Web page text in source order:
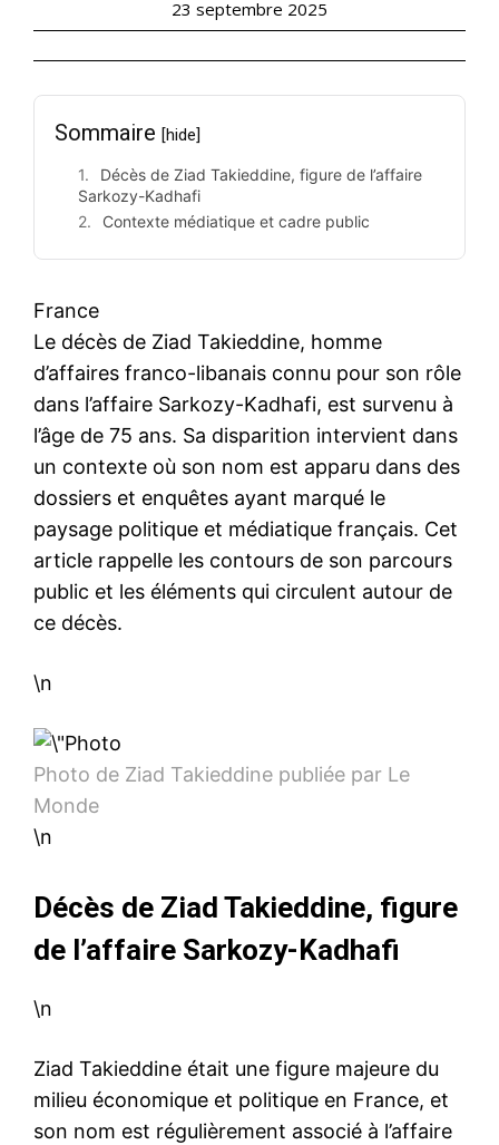
23 septembre 2025
Sommaire [hide]
Décès de Ziad Takieddine, figure de l’affaire
Sarkozy-Kadhafi
Contexte médiatique et cadre public
France
Le décès de Ziad Takieddine, homme
d’affaires franco-libanais connu pour son rôle
dans l’affaire Sarkozy-Kadhafi, est survenu à
l’âge de 75 ans. Sa disparition intervient dans
un contexte où son nom est apparu dans des
dossiers et enquêtes ayant marqué le
paysage politique et médiatique français. Cet
article rappelle les contours de son parcours
public et les éléments qui circulent autour de
ce décès.
\n
Photo de Ziad Takieddine publiée par Le
Monde
\n
Décès de Ziad Takieddine, figure
de l’affaire Sarkozy-Kadhafi
\n
Ziad Takieddine était une figure majeure du
milieu économique et politique en France, et
son nom est régulièrement associé à l’affaire